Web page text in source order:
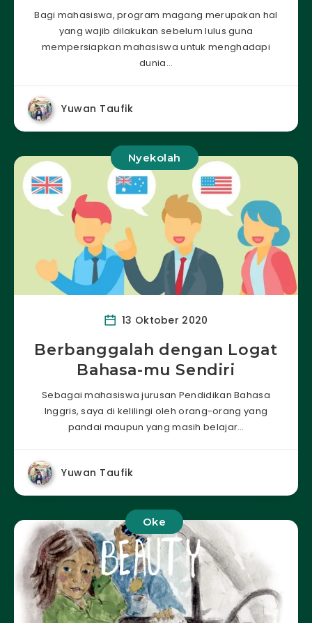
Bagi mahasiswa, program magang merupakan hal
yang wajib dilakukan sebelum lulus guna
mempersiapkan mahasiswa untuk menghadapi
dunia…
Yuwan Taufik
Nyekolah
13 Oktober 2020
Berbanggalah dengan Logat
Bahasa-mu Sendiri
Sebagai mahasiswa jurusan Pendidikan Bahasa
Inggris, saya di kelilingi oleh orang-orang yang
pandai maupun yang masih belajar…
Yuwan Taufik
Oke